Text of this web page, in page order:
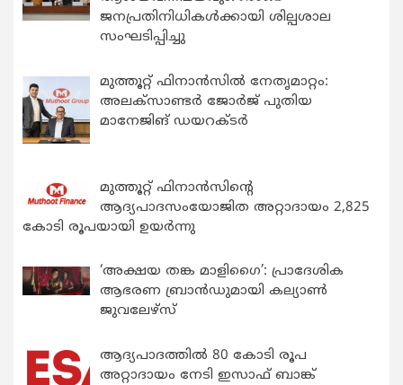
ജനപ്രതിനിധികൾക്കായി ശില്പശാല
സംഘടിപ്പിച്ചു
മുത്തൂറ്റ് ഫിനാൻസിൽ നേതൃമാറ്റം:
അലക്സാണ്ടർ ജോർജ് പുതിയ
മാനേജിങ് ഡയറക്ടർ
മുത്തൂറ്റ് ഫിനാൻസിന്റെ
ആദ്യപാദസംയോജിത അറ്റാദായം 2,825
കോടി രൂപയായി ഉയർന്നു
‘അക്ഷയ തങ്ക മാളിഗൈ’: പ്രാദേശിക
ആഭരണ ബ്രാന്‍ഡുമായി കല്യാണ്‍
ജുവലേഴ്‌സ്
ആദ്യപാദത്തിൽ 80 കോടി രൂപ
അറ്റാദായം നേടി ഇസാഫ് ബാങ്ക്